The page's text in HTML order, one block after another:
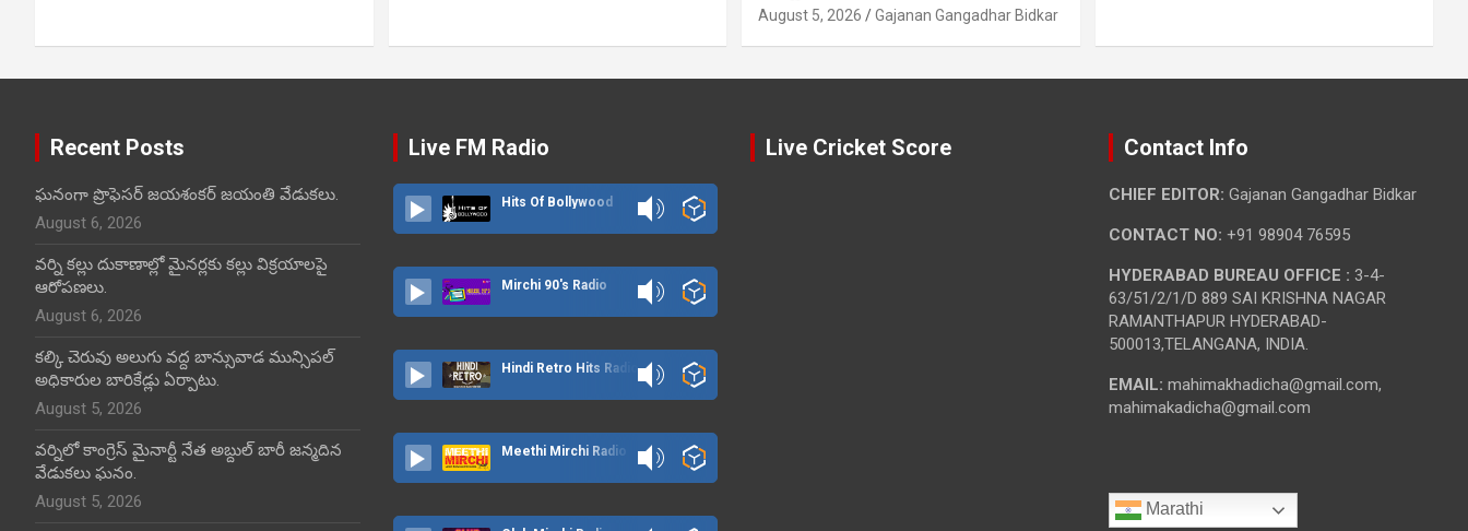
August 5, 2026 Gajanan Gangadhar Bidkar
Recent Posts
ఘనంగా ప్రొఫెసర్ జయశంకర్ జయంతి వేడుకలు.
August 6, 2026
వర్ని కల్లు దుకాణాల్లో మైనర్లకు కల్లు విక్రయాలపై
ఆరోపణలు.
August 6, 2026
కల్కి చెరువు అలుగు వద్ద బాన్సువాడ మున్సిపల్
అధికారుల బారికేడ్లు ఏర్పాటు.
August 5, 2026
వర్నిలో కాంగ్రెస్ మైనార్టీ నేత అబ్దుల్ బారీ జన్మదిన
వేడుకలు ఘనం.
August 5, 2026
Live FM Radio
Hits Of Bollywood
Mirchi 90's Radio
Hindi Retro Hits Radio
Meethi Mirchi Radio
Live Cricket Score Contact Info
CHIEF EDITOR: Gajanan Gangadhar Bidkar
CONTACT NO: +91 98904 76595
HYDERABAD BUREAU OFFICE : 3-4-
63/51/2/1/D 889 SAI KRISHNA NAGAR
RAMANTHAPUR HYDERABAD-
500013,TELANGANA, INDIA.
EMAIL: mahimakhadicha@gmail.com,
mahimakadicha@gmail.com
Marathi